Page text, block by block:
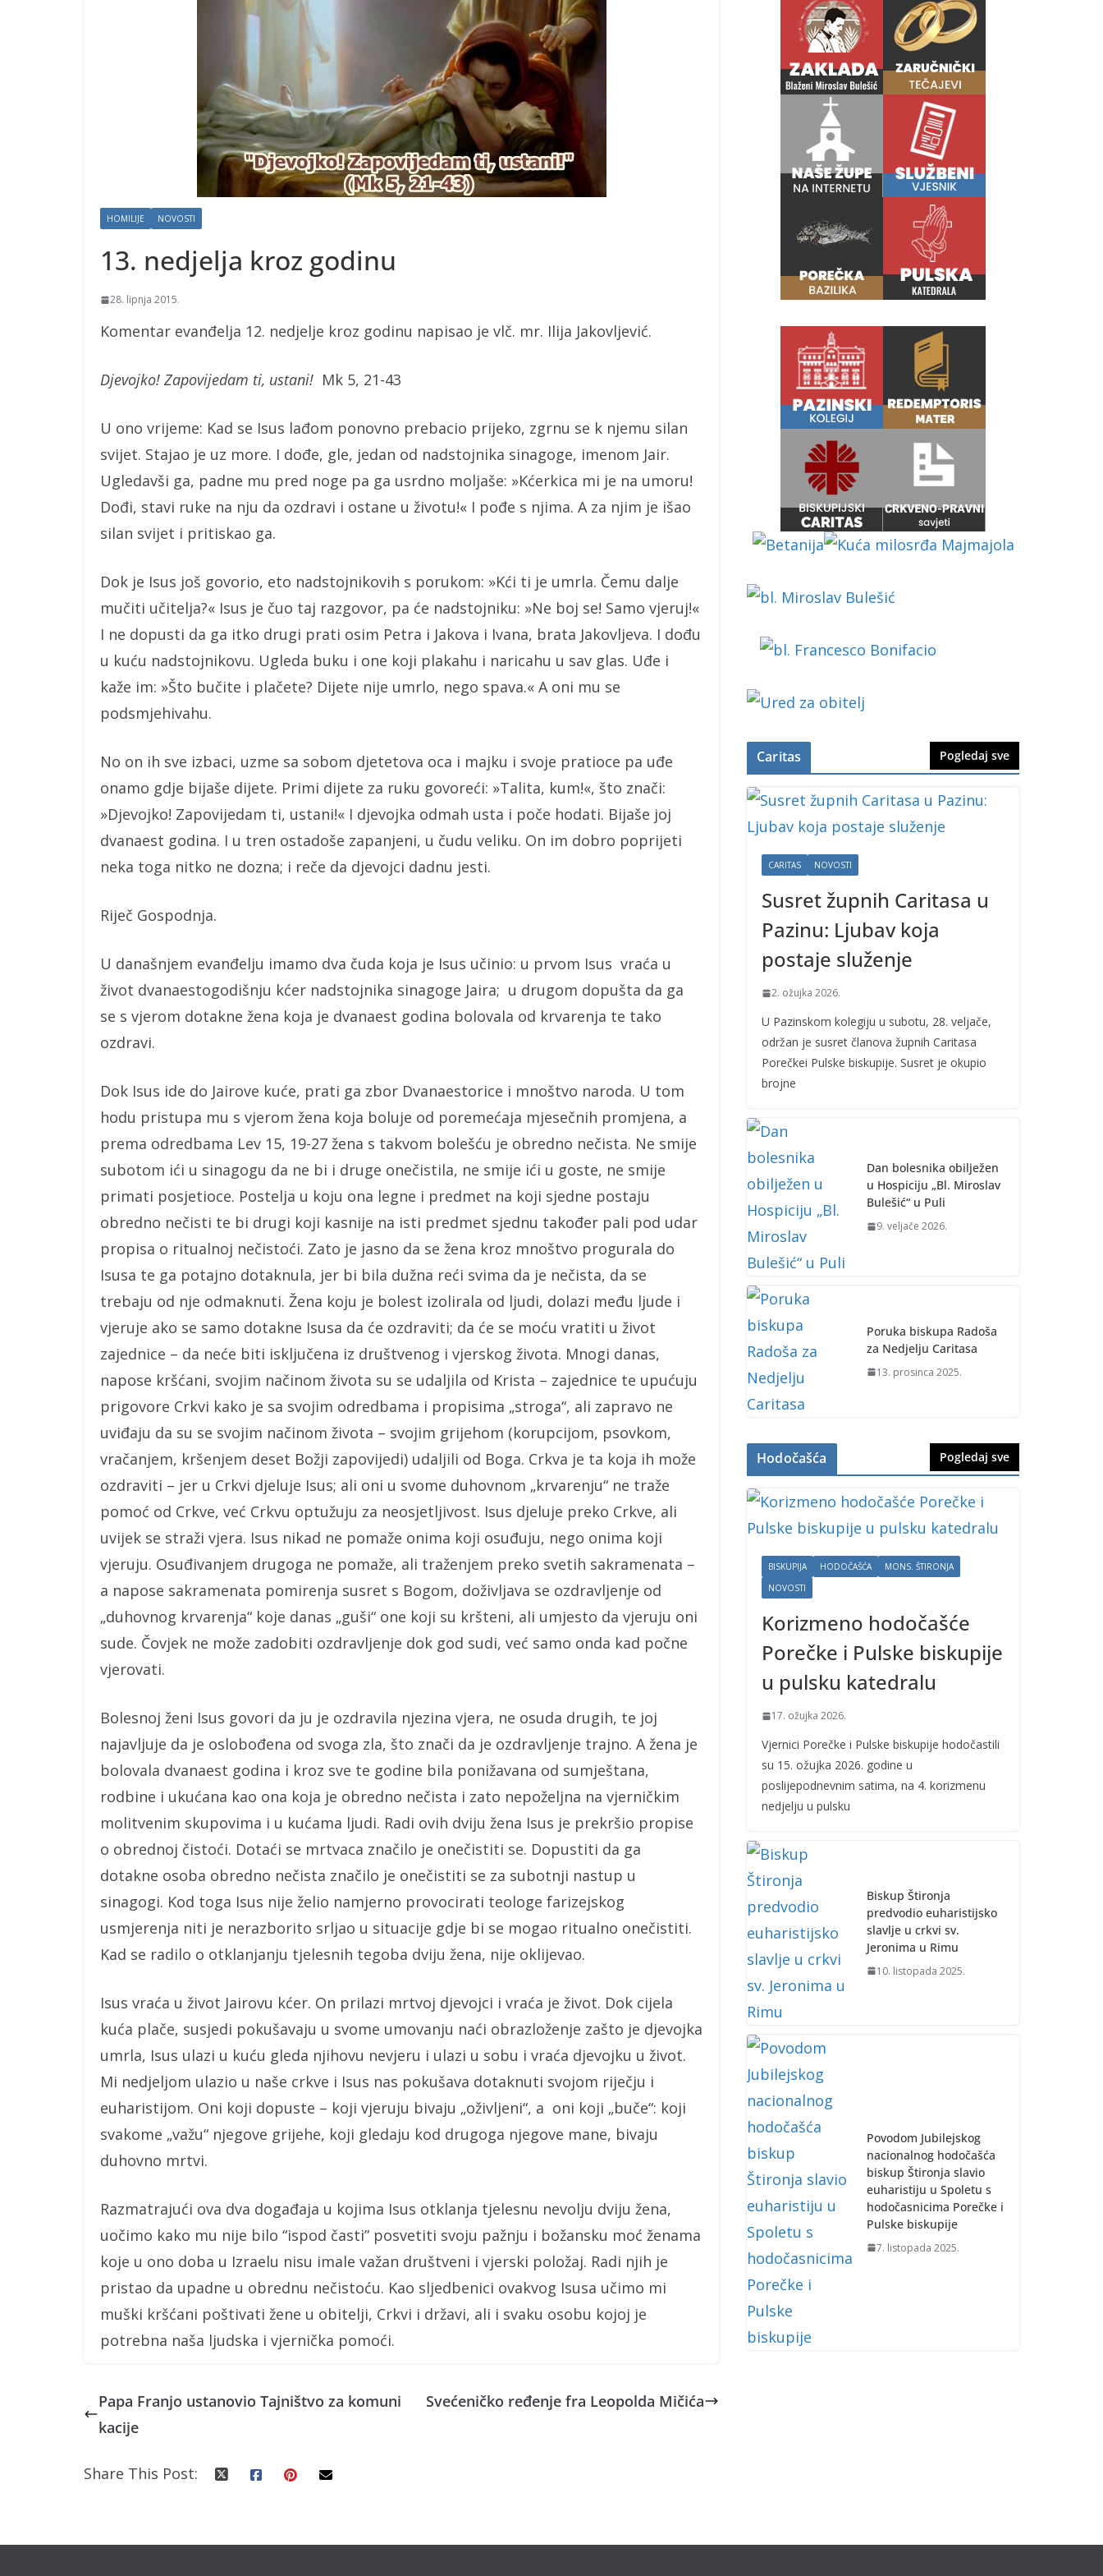
HOMILIJE NOVOSTI
13. nedjelja kroz godinu
28. lipnja 2015.
Komentar evanđelja 12. nedjelje kroz godinu napisao je vlč. mr. Ilija Jakovljević.
Djevojko! Zapovijedam ti, ustani! Mk 5, 21-43
U ono vrijeme: Kad se Isus lađom ponovno prebacio prijeko, zgrnu se k njemu silan
svijet. Stajao je uz more. I dođe, gle, jedan od nadstojnika sinagoge, imenom Jair.
Ugledavši ga, padne mu pred noge pa ga usrdno moljaše: »Kćerkica mi je na umoru!
Dođi, stavi ruke na nju da ozdravi i ostane u životu!« I pođe s njima. A za njim je išao
silan svijet i pritiskao ga.
Dok je Isus još govorio, eto nadstojnikovih s porukom: »Kći ti je umrla. Čemu dalje
mučiti učitelja?« Isus je čuo taj razgovor, pa će nadstojniku: »Ne boj se! Samo vjeruj!«
I ne dopusti da ga itko drugi prati osim Petra i Jakova i Ivana, brata Jakovljeva. I dođu
u kuću nadstojnikovu. Ugleda buku i one koji plakahu i naricahu u sav glas. Uđe i
kaže im: »Što bučite i plačete? Dijete nije umrlo, nego spava.« A oni mu se
podsmjehivahu.
No on ih sve izbaci, uzme sa sobom djetetova oca i majku i svoje pratioce pa uđe
onamo gdje bijaše dijete. Primi dijete za ruku govoreći: »Talita, kum!«, što znači:
»Djevojko! Zapovijedam ti, ustani!« I djevojka odmah usta i poče hodati. Bijaše joj
dvanaest godina. I u tren ostadoše zapanjeni, u čudu veliku. On im dobro poprijeti
neka toga nitko ne dozna; i reče da djevojci dadnu jesti.
Riječ Gospodnja.
U današnjem evanđelju imamo dva čuda koja je Isus učinio: u prvom Isus vraća u
život dvanaestogodišnju kćer nadstojnika sinagoge Jaira; u drugom dopušta da ga
se s vjerom dotakne žena koja je dvanaest godina bolovala od krvarenja te tako
ozdravi.
Dok Isus ide do Jairove kuće, prati ga zbor Dvanaestorice i mnoštvo naroda. U tom
hodu pristupa mu s vjerom žena koja boluje od poremećaja mjesečnih promjena, a
prema odredbama Lev 15, 19-27 žena s takvom bolešću je obredno nečista. Ne smije
subotom ići u sinagogu da ne bi i druge onečistila, ne smije ići u goste, ne smije
primati posjetioce. Postelja u koju ona legne i predmet na koji sjedne postaju
obredno nečisti te bi drugi koji kasnije na isti predmet sjednu također pali pod udar
propisa o ritualnoj nečistoći. Zato je jasno da se žena kroz mnoštvo progurala do
Isusa te ga potajno dotaknula, jer bi bila dužna reći svima da je nečista, da se
trebaju od nje odmaknuti. Žena koju je bolest izolirala od ljudi, dolazi među ljude i
vjeruje ako se samo dotakne Isusa da će ozdraviti; da će se moću vratiti u život
zajednice – da neće biti isključena iz društvenog i vjerskog života. Mnogi danas,
napose kršćani, svojim načinom života su se udaljila od Krista – zajednice te upućuju
prigovore Crkvi kako je sa svojim odredbama i propisima „stroga“, ali zapravo ne
uviđaju da su se svojim načinom života – svojim grijehom (korupcijom, psovkom,
vračanjem, kršenjem deset Božji zapovijedi) udaljili od Boga. Crkva je ta koja ih može
ozdraviti – jer u Crkvi djeluje Isus; ali oni u svome duhovnom „krvarenju“ ne traže
pomoć od Crkve, već Crkvu optužuju za neosjetljivost. Isus djeluje preko Crkve, ali
uvijek se straži vjera. Isus nikad ne pomaže onima koji osuđuju, nego onima koji
vjeruju. Osuđivanjem drugoga ne pomaže, ali traženjem preko svetih sakramenata –
a napose sakramenata pomirenja susret s Bogom, doživljava se ozdravljenje od
„duhovnog krvarenja“ koje danas „guši“ one koji su kršteni, ali umjesto da vjeruju oni
sude. Čovjek ne može zadobiti ozdravljenje dok god sudi, već samo onda kad počne
vjerovati.
Bolesnoj ženi Isus govori da ju je ozdravila njezina vjera, ne osuda drugih, te joj
najavljuje da je oslobođena od svoga zla, što znači da je ozdravljenje trajno. A žena je
bolovala dvanaest godina i kroz sve te godine bila ponižavana od sumještana,
rodbine i ukućana kao ona koja je obredno nečista i zato nepoželjna na vjerničkim
molitvenim skupovima i u kućama ljudi. Radi ovih dviju žena Isus je prekršio propise
o obrednoj čistoći. Dotaći se mrtvaca značilo je onečistiti se. Dopustiti da ga
dotakne osoba obredno nečista značilo je onečistiti se za subotnji nastup u
sinagogi. Kod toga Isus nije želio namjerno provocirati teologe farizejskog
usmjerenja niti je nerazborito srljao u situacije gdje bi se mogao ritualno onečistiti.
Kad se radilo o otklanjanju tjelesnih tegoba dviju žena, nije oklijevao.
Isus vraća u život Jairovu kćer. On prilazi mrtvoj djevojci i vraća je život. Dok cijela
kuća plače, susjedi pokušavaju u svome umovanju naći obrazloženje zašto je djevojka
umrla, Isus ulazi u kuću gleda njihovu nevjeru i ulazi u sobu i vraća djevojku u život.
Mi nedjeljom ulazio u naše crkve i Isus nas pokušava dotaknuti svojom riječju i
euharistijom. Oni koji dopuste – koji vjeruju bivaju „oživljeni“, a oni koji „buče“: koji
svakome „važu“ njegove grijehe, koji gledaju kod drugoga njegove mane, bivaju
duhovno mrtvi.
Razmatrajući ova dva događaja u kojima Isus otklanja tjelesnu nevolju dviju žena,
uočimo kako mu nije bilo “ispod časti” posvetiti svoju pažnju i božansku moć ženama
koje u ono doba u Izraelu nisu imale važan društveni i vjerski položaj. Radi njih je
pristao da upadne u obrednu nečistoću. Kao sljedbenici ovakvog Isusa učimo mi
muški kršćani poštivati žene u obitelji, Crkvi i državi, ali i svaku osobu kojoj je
potrebna naša ljudska i vjernička pomoći.
Papa Franjo ustanovio Tajništvo za komuni
kacije
Svećeničko ređenje fra Leopolda Mičića
Share This Post:
Caritas Pogledaj sve
CARITAS NOVOSTI
Susret župnih Caritasa u
Pazinu: Ljubav koja
postaje služenje
2. ožujka 2026.
U Pazinskom kolegiju u subotu, 28. veljače,
održan je susret članova župnih Caritasa
Porečkei Pulske biskupije. Susret je okupio
brojne
Dan bolesnika obilježen
u Hospiciju „Bl. Miroslav
Bulešić“ u Puli
9. veljače 2026.
Poruka biskupa Radoša
za Nedjelju Caritasa
13. prosinca 2025.
Hodočašća Pogledaj sve
BISKUPIJA HODOČAŠĆA
MONS. ŠTIRONJA
NOVOSTI
Korizmeno hodočašće
Porečke i Pulske biskupije
u pulsku katedralu
17. ožujka 2026.
Vjernici Porečke i Pulske biskupije hodočastili
su 15. ožujka 2026. godine u
poslijepodnevnim satima, na 4. korizmenu
nedjelju u pulsku
Biskup Štironja
predvodio euharistijsko
slavlje u crkvi sv.
Jeronima u Rimu
10. listopada 2025.
Povodom Jubilejskog
nacionalnog hodočašća
biskup Štironja slavio
euharistiju u Spoletu s
hodočasnicima Porečke i
Pulske biskupije
7. listopada 2025.